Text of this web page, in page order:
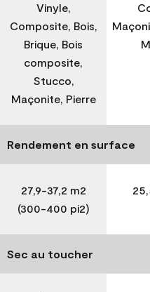
Vinyle,
Composite, Bois,
Brique, Bois
composite,
Stucco,
Maçonite, Pierre
Rendement en surface
27,9-37,2 m2
(300-400 pi2)
Sec au toucher